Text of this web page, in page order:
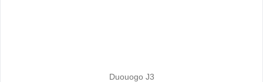
Duouogo J3